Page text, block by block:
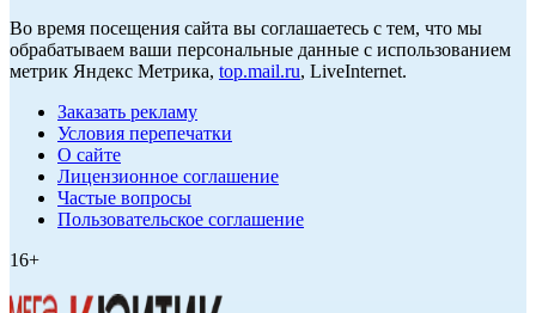
Во время посещения сайта вы соглашаетесь с тем, что мы
обрабатываем ваши персональные данные с использованием
метрик Яндекс Метрика, top.mail.ru, LiveInternet.
Заказать рекламу
Условия перепечатки
О сайте
Лицензионное соглашение
Частые вопросы
Пользовательское соглашение
16+